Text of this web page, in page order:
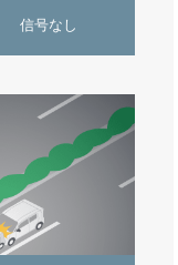
信号なし